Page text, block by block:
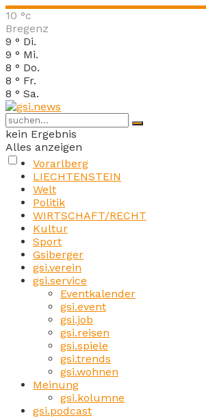
10 °c
Bregenz
9 ° Di.
9 ° Mi.
8 ° Do.
8 ° Fr.
8 ° Sa.
kein Ergebnis
Alles anzeigen
Vorarlberg
LIECHTENSTEIN
Welt
Politik
WIRTSCHAFT/RECHT
Kultur
Sport
Gsiberger
gsi.verein
gsi.service
Eventkalender
gsi.event
gsi.job
gsi.reisen
gsi.spiele
gsi.trends
gsi.wohnen
Meinung
gsi.kolumne
gsi.podcast